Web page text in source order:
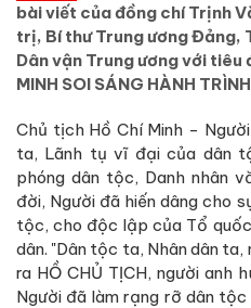
bài viết của đồng chí Trịnh
trị, Bí thư Trung ương Đảng,
Dân vận Trung ương với tiêu
MINH SOI SÁNG HÀNH
Chủ tịch Hồ Chí Minh -
ta, Lãnh tụ vĩ đại của dân
phóng dân tộc, Danh nhân
đời, Người đã hiến dâng cho
tộc, cho độc lập của Tổ
dân. "Dân tộc ta, Nhân dân
ra HỒ CHỦ TỊCH, người anh
Người đã làm rạng rỡ dân